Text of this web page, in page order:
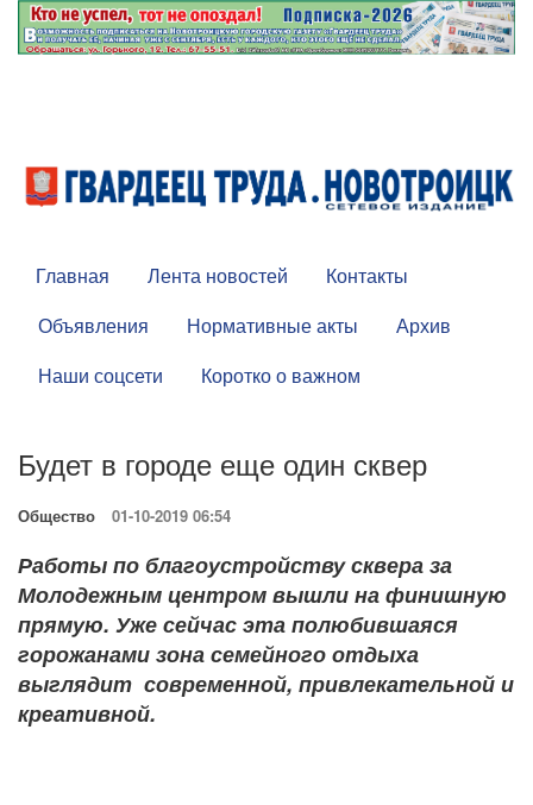
Главная Лента новостей
Контакты
Объявления
Нормативные акты
Архив
Наши соцсети
Коротко о важном
Будет в городе еще один сквер
Общество 01-10-2019 06:54
Работы по благоустройству сквера за
Молодежным центром вышли на финишную
прямую. Уже сейчас эта полюбившаяся
горожанами зона семейного отдыха
выглядит современной, привлекательной и
креативной.